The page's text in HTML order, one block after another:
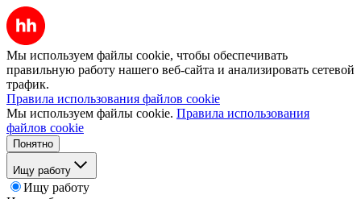
Мы используем файлы cookie, чтобы обеспечивать
правильную работу нашего веб-сайта и анализировать сетевой
трафик.
Правила использования файлов cookie
Мы используем файлы cookie. Правила использования
файлов cookie
Понятно
Ищу работу
Ищу работу